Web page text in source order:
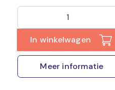
In winkelwagen
Meer informatie